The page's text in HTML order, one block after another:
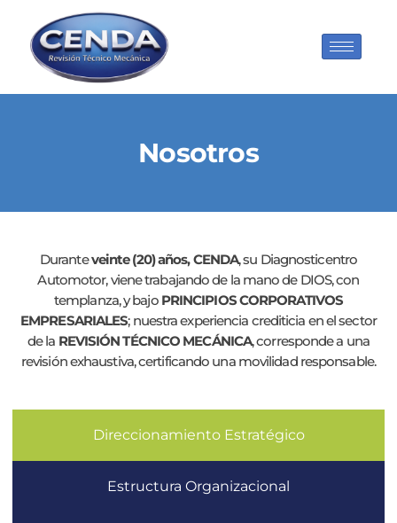
Nosotros
Duranteveinte (20) años, CENDA, su Diagnosticentro
Automotor, viene trabajando de la mano de DIOS, con
templanza, y bajo PRINCIPIOS CORPORATIVOS
EMPRESARIALES; nuestra experiencia crediticia en el sector
de la REVISIÓN TÉCNICO MECÁNICA, corresponde a una
revisión exhaustiva, certificando una movilidad responsable.
Direccionamiento Estratégico
Estructura Organizacional